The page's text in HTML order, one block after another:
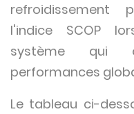
refroidissement
l'indice SCOP
système qui
performances
Le tableau ci-